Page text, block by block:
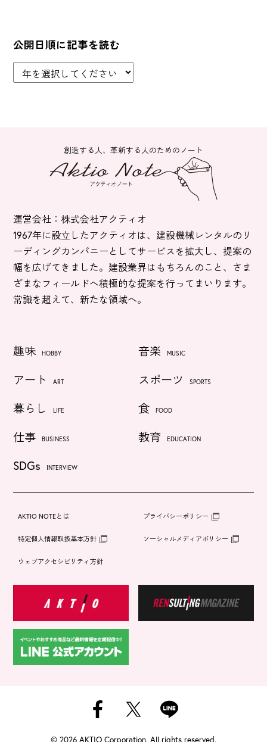
公開日順に記事を読む
創造する人、革新する人のためのノート
運営会社：株式会社アクティオ
1967年に設立したアクティオは、建設機械レンタルのリ
ーディングカンパニーとしてサービスを拡大し、提案の
幅を広げてきました。建設業界はもちろんのこと、さま
ざまなフィールドへ積極的な提案を行ってまいります。
常識を超えて、新たな領域へ。
趣味 HOBBY 音楽 MUSIC
アート ART スポーツ SPORTS
暮らし LIFE 食 FOOD
仕事 BUSINESS 教育 EDUCATION
SDGs INTERVIEW
AKTIO NOTEとは プライバシーポリシー
特定個人情報取扱基本方針 ソーシャルメディアポリシー
ウェブアクセシビリティ方針
© 2026 AKTIO Corporation. All rights reserved.